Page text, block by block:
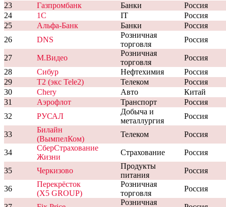
23
Газпромбанк Банки
Россия
24
1C IT
Россия
25
Альфа-Банк Банки
Россия
26
DNS
Розничная
торговля
Россия
27 М.Видео
Розничная
торговля
Россия
28
Сибур Нефтехимия
Россия
29
T2 (экс Tele2) Телеком
Россия
30
Chery Авто
Китай
31
Аэрофлот Транспорт
Россия
32
РУСАЛ
Добыча и
металлургия
Россия
33
Билайн
(ВымпелКом)
Телеком Россия
34
СберСтрахование
Жизни
Страхование Россия
35 Черкизово
Продукты
питания
Россия
36
Перекрёсток
(X5 GROUP)
Розничная
торговля
Россия
Розничная